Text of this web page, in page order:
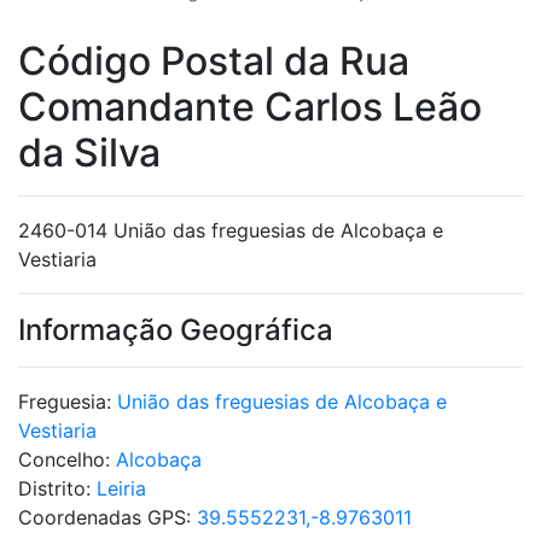
Código Postal da Rua
Comandante Carlos Leão
da Silva
2460-014 União das freguesias de Alcobaça e
Vestiaria
Informação Geográfica
Freguesia: União das freguesias de Alcobaça e
Vestiaria
Concelho: Alcobaça
Distrito: Leiria
Coordenadas GPS: 39.5552231,-8.9763011